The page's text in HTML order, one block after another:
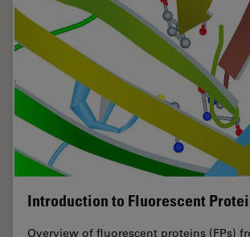
Introduction to Fluorescent
Overview of fluorescent proteins (FPs)